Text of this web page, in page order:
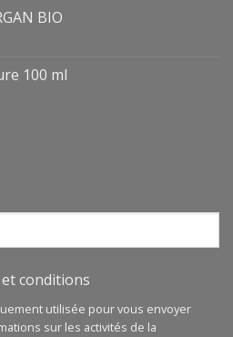
BIO
100 ml
conditions
utilisée pour vous envoyer
sur les activités de la